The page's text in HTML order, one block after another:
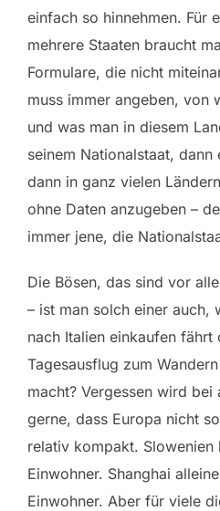
einfach so hinnehmen. Für
mehrere Staaten braucht
Formulare, die nicht
muss immer angeben, von
und was man in diesem
seinem Nationalstaat,
dann in ganz vielen
ohne Daten anzugeben –
immer jene, die
Die Bösen, das sind vor
– ist man solch einer auch,
nach Italien einkaufen fährt
Tagesausflug zum
macht? Vergessen wird bei
gerne, dass Europa nicht
relativ kompakt. Slowenien
Einwohner. Shanghai
Einwohner. Aber für viele